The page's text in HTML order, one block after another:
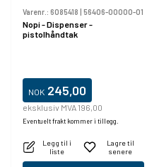
Varenr.: 6085418 | 56406-00000-01
Nopi - Dispenser -
pistolhåndtak
NOK 245,00
eksklusiv MVA 196,00
Eventuelt frakt kommer i tillegg.
Legg til i
liste
Lagre til
senere